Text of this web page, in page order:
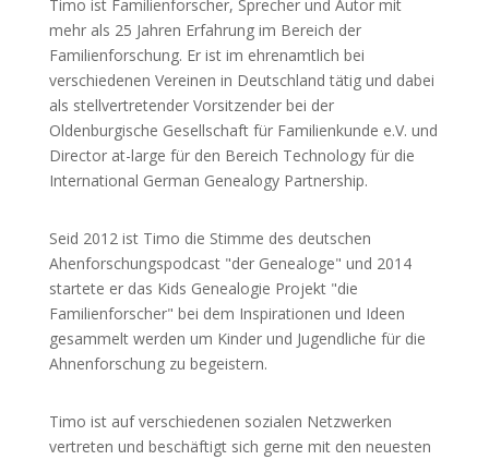
Timo ist Familienforscher, Sprecher und Autor mit
mehr als 25 Jahren Erfahrung im Bereich der
Familienforschung. Er ist im ehrenamtlich bei
verschiedenen Vereinen in Deutschland tätig und dabei
als stellvertretender Vorsitzender bei der
Oldenburgische Gesellschaft für Familienkunde e.V. und
Director at-large für den Bereich Technology für die
International German Genealogy Partnership.
Seid 2012 ist Timo die Stimme des deutschen
Ahenforschungspodcast "der Genealoge" und 2014
startete er das Kids Genealogie Projekt "die
Familienforscher" bei dem Inspirationen und Ideen
gesammelt werden um Kinder und Jugendliche für die
Ahnenforschung zu begeistern.
Timo ist auf verschiedenen sozialen Netzwerken
vertreten und beschäftigt sich gerne mit den neuesten